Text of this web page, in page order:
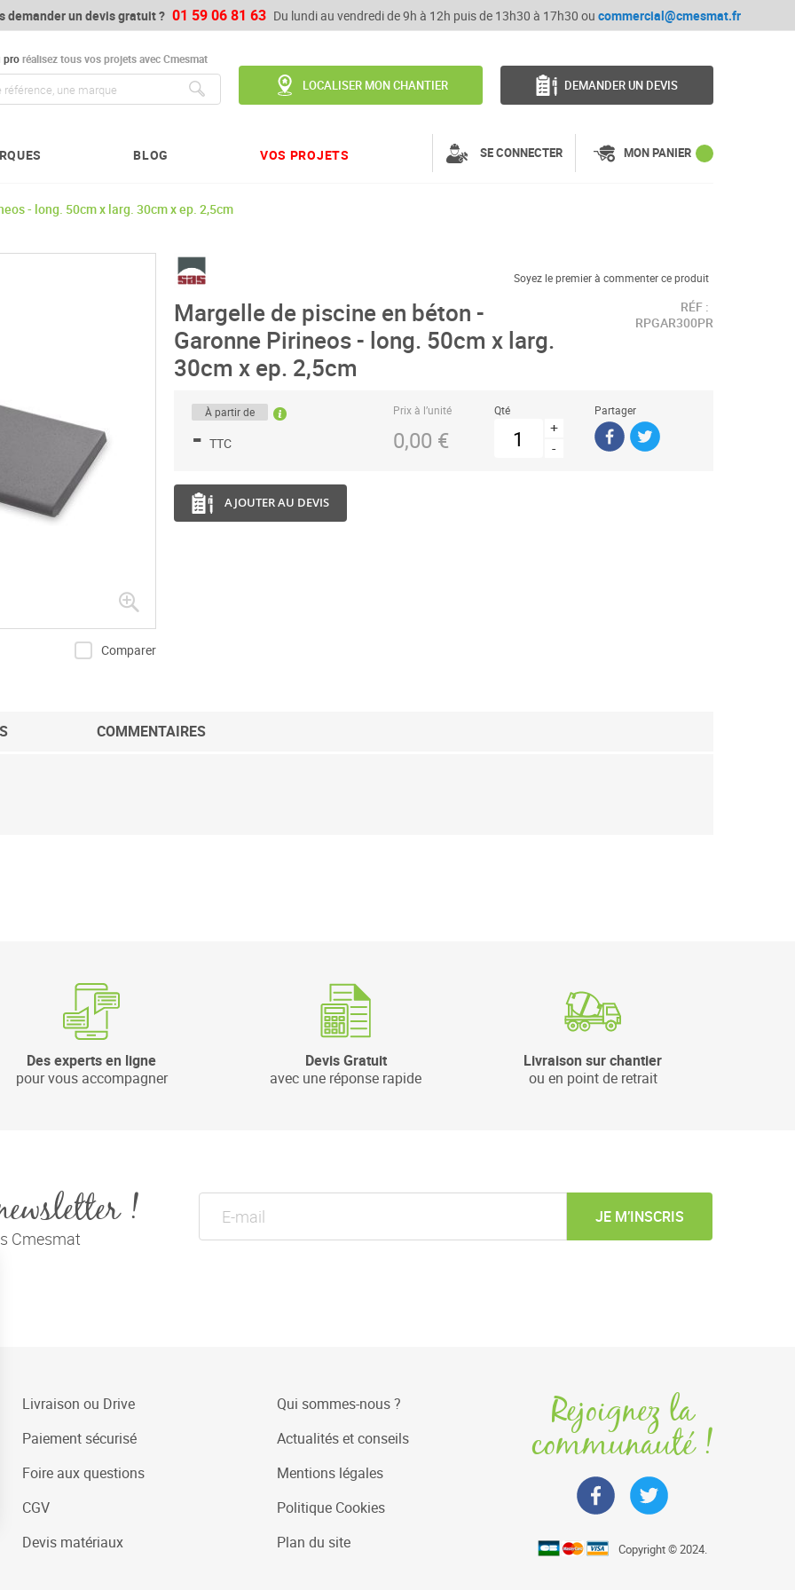
demander un devis gratuit ? 01 59 06 81 63 Du lundi au vendredi de 9h à 12h puis de 13h30 à 17h30 ou commercial@cmesmat.fr
proréalisez tous vos projets avec Cmesmat
LOCALISER MON CHANTIER DEMANDER UN DEVIS
BLOG VOS PROJETS SE CONNECTER MON PANIER
- long. 50cm x larg. 30cm x ep. 2,5cm
Comparer
Soyez le premier à commenter ce produit
Margelle de piscine en béton -
Garonne Pirineos - long. 50cm x larg.
30cm x ep. 2,5cm
RÉF :
RPGAR300PR
À partir de
- TTC
Prix à l’unité
0,00 €
Qté
+
-
Partager
AJOUTER AU DEVIS
COMMENTAIRES
Des experts en ligne
pour vous accompagner
Devis Gratuit
avec une réponse rapide
Livraison sur chantier
ou en point de retrait
!
Cmesmat
JE M’INSCRIS
Livraison ou Drive
Paiement sécurisé
Foire aux questions
CGV
Devis matériaux
Qui sommes-nous ?
Actualités et conseils
Mentions légales
Politique Cookies
Plan du site
Rejoignez la
communauté !
Copyright © 2024.